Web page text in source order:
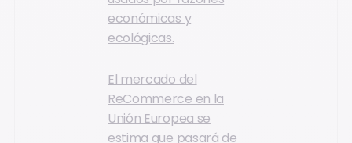
económicas y
ecológicas.
El mercado del
ReCommerce en la
Unión Europea se
estima que pasará de